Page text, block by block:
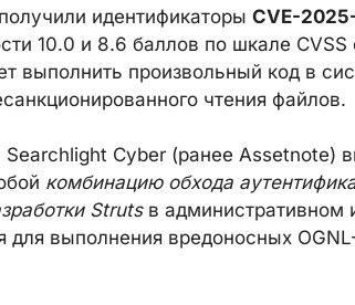
идентификаторы CVE-
10.0 и 8.6 баллов по шкале CVSS
выполнить произвольный код в
чтения файлов.
Cyber (ранее Assetnote)
комбинацию обхода
Strutsв административном
для выполнения вредоносных